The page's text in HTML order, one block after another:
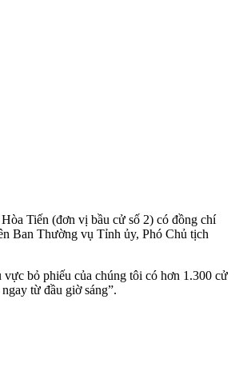
Tiến (đơn vị bầu cử số 2) có đồng chí
Ban Thường vụ Tỉnh ủy, Phó Chủ tịch
bỏ phiếu của chúng tôi có hơn 1.300 cử
từ đầu giờ sáng”.